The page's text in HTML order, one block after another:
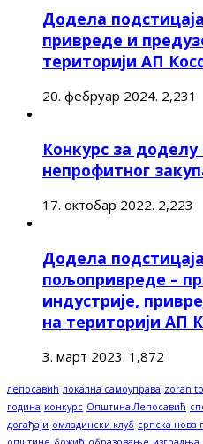
Додела
привреде и
територији АП
20. фебруар 2024. 2,231
Конкурс за
непрофитног
17. октобар 2022. 2,223
Додела
пољопривреде –
индустрије,
на територији АП
3. март 2023. 1,872
лепосавић локална самоуправа zoran
година конкурс Општина Лепосавић
догађаји омладински клуб српска нова